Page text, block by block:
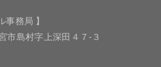
事務局 】
島村字上深田４７-３